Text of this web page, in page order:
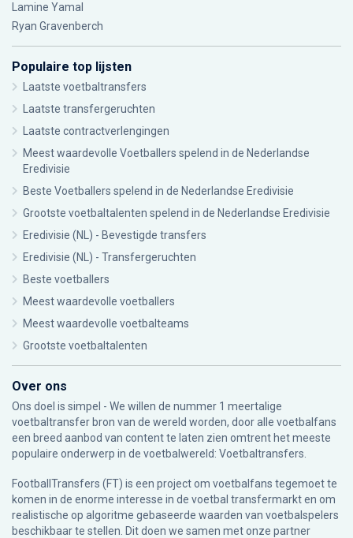
Lamine Yamal
Ryan Gravenberch
Populaire top lijsten
Laatste voetbaltransfers
Laatste transfergeruchten
Laatste contractverlengingen
Meest waardevolle Voetballers spelend in de Nederlandse
Eredivisie
Beste Voetballers spelend in de Nederlandse Eredivisie
Grootste voetbaltalenten spelend in de Nederlandse Eredivisie
Eredivisie (NL) - Bevestigde transfers
Eredivisie (NL) - Transfergeruchten
Beste voetballers
Meest waardevolle voetballers
Meest waardevolle voetbalteams
Grootste voetbaltalenten
Over ons
Ons doel is simpel - We willen de nummer 1 meertalige
voetbaltransfer bron van de wereld worden, door alle voetbalfans
een breed aanbod van content te laten zien omtrent het meeste
populaire onderwerp in de voetbalwereld: Voetbaltransfers.
FootballTransfers (FT) is een project om voetbalfans tegemoet te
komen in de enorme interesse in de voetbal transfermarkt en om
realistische op algoritme gebaseerde waarden van voetbalspelers
beschikbaar te stellen. Dit doen we samen met onze partner